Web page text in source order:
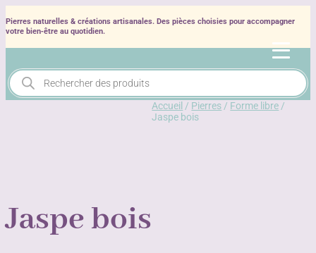
Pierres naturelles & créations artisanales. Des pièces choisies pour accompagner
votre bien‑être au quotidien.
Recherche
de
produits
Accueil / Pierres / Forme libre /
Jaspe bois
Jaspe bois